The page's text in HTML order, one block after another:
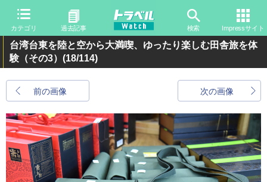
カテゴリ 過去記事 検索 Impressサイト
台湾台東を陸と空から大満喫、ゆったり楽しむ田舎旅を体
験（その3） (18/114)
前の画像 次の画像